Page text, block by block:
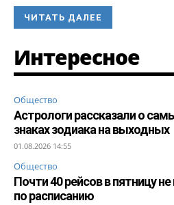
ЧИТАТЬ ДАЛЕЕ
Интересное
Общество
Астрологи рассказали о
знаках зодиака на выходных
01.08.2026 14:55
Общество
Почти 40 рейсов в пятницу
по расписанию